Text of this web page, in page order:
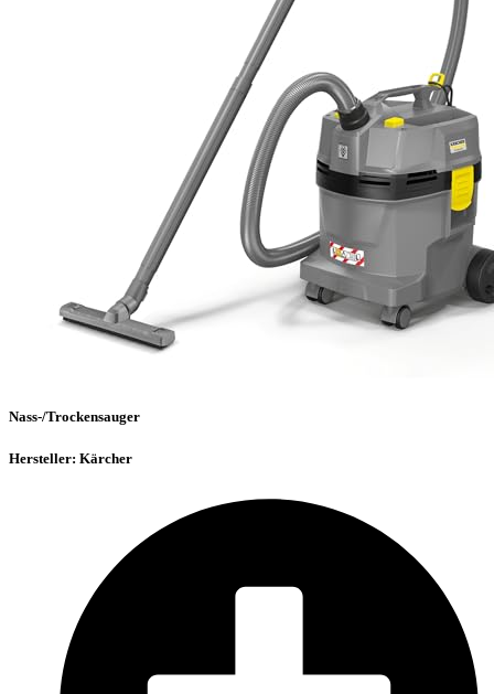
Nass-/Trockensauger
Hersteller: Kärcher